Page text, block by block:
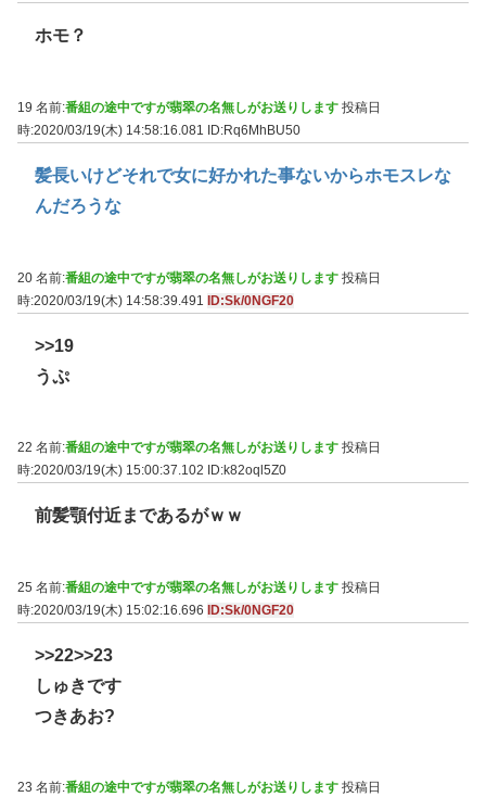
ホモ？
19 名前:番組の途中ですが翡翠の名無しがお送りします 投稿日
時:2020/03/19(木) 14:58:16.081
ID:Rq6MhBU50
髪長いけどそれで女に好かれた事ないからホモスレな
んだろうな
20 名前:番組の途中ですが翡翠の名無しがお送りします 投稿日
時:2020/03/19(木) 14:58:39.491 ID:Sk/0NGF20
>>19
うぷ
22 名前:番組の途中ですが翡翠の名無しがお送りします 投稿日
時:2020/03/19(木) 15:00:37.102
ID:k82oql5Z0
前髪顎付近まであるがｗｗ
25 名前:番組の途中ですが翡翠の名無しがお送りします 投稿日
時:2020/03/19(木) 15:02:16.696 ID:Sk/0NGF20
>>22>>23
しゅきです
つきあお?
23 名前:番組の途中ですが翡翠の名無しがお送りします 投稿日